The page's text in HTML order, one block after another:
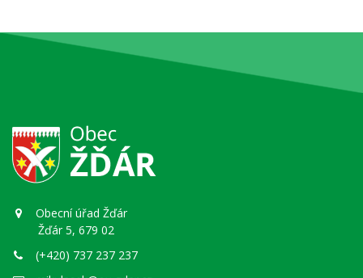
Obecní úřad Žďár
Žďár 5, 679 02
(+420) 737 237 237